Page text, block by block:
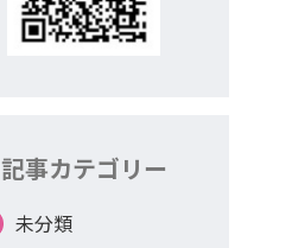
記事カテゴリー
未分類